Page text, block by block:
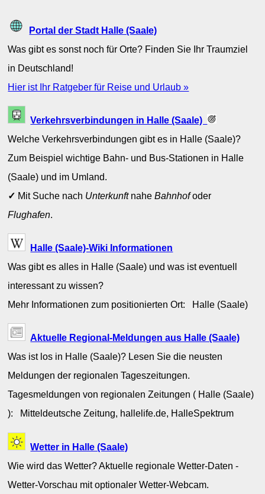
Portal der Stadt Halle (Saale)
Was gibt es sonst noch für Orte? Finden Sie Ihr Traumziel
in Deutschland!
Hier ist Ihr Ratgeber für Reise und Urlaub »
Verkehrsverbindungen in Halle (Saale)
Welche Verkehrsverbindungen gibt es in Halle (Saale)?
Zum Beispiel wichtige Bahn- und Bus-Stationen in Halle
(Saale) und im Umland.
✓ Mit Suche nach UnterkunftnaheBahnhofoder
Flughafen.
Halle (Saale)-Wiki Informationen
Was gibt es alles in Halle (Saale) und was ist eventuell
interessant zu wissen?
Mehr Informationen zum positionierten Ort: Halle (Saale)
Aktuelle Regional-Meldungen aus Halle (Saale)
Was ist los in Halle (Saale)? Lesen Sie die neusten
Meldungen der regionalen Tageszeitungen.
Tagesmeldungen von regionalen Zeitungen ( Halle (Saale)
): Mitteldeutsche Zeitung, hallelife.de, HalleSpektrum
Wetter in Halle (Saale)
Wie wird das Wetter? Aktuelle regionale Wetter-Daten -
Wetter-Vorschau mit optionaler Wetter-Webcam.